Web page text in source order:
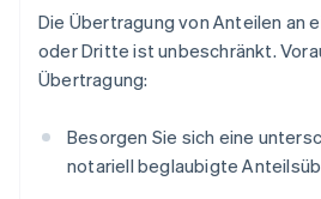
Die Übertragung von Anteilen an
oder Dritte ist unbeschränkt.
Übertragung:
Besorgen Sie sich eine
notariell beglaubigte